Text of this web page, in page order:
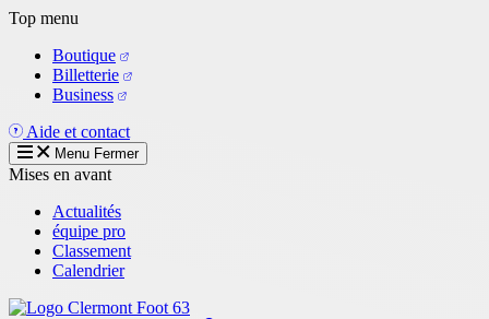
Aller
contenu
principal
Top menu
Boutique
Billetterie
Business
Aide et contact
Menu Fermer
Mises en avant
Actualités
équipe pro
Classement
Calendrier